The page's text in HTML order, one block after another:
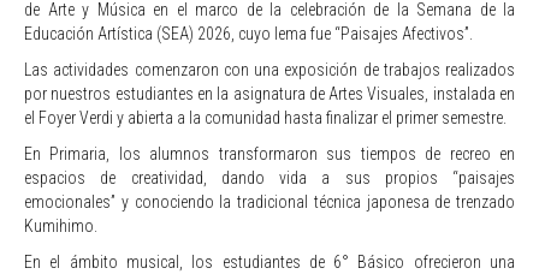
de Arte y Música en el marco de la celebración de la Semana de la
Educación Artística (SEA) 2026, cuyo lema fue “Paisajes Afectivos”.
Las actividades comenzaron con una exposición de trabajos realizados
por nuestros estudiantes en la asignatura de Artes Visuales, instalada en
el Foyer Verdi y abierta a la comunidad hasta finalizar el primer semestre.
En Primaria, los alumnos transformaron sus tiempos de recreo en
espacios de creatividad, dando vida a sus propios “paisajes
emocionales” y conociendo la tradicional técnica japonesa de trenzado
Kumihimo.
En el ámbito musical, los estudiantes de 6° Básico ofrecieron una